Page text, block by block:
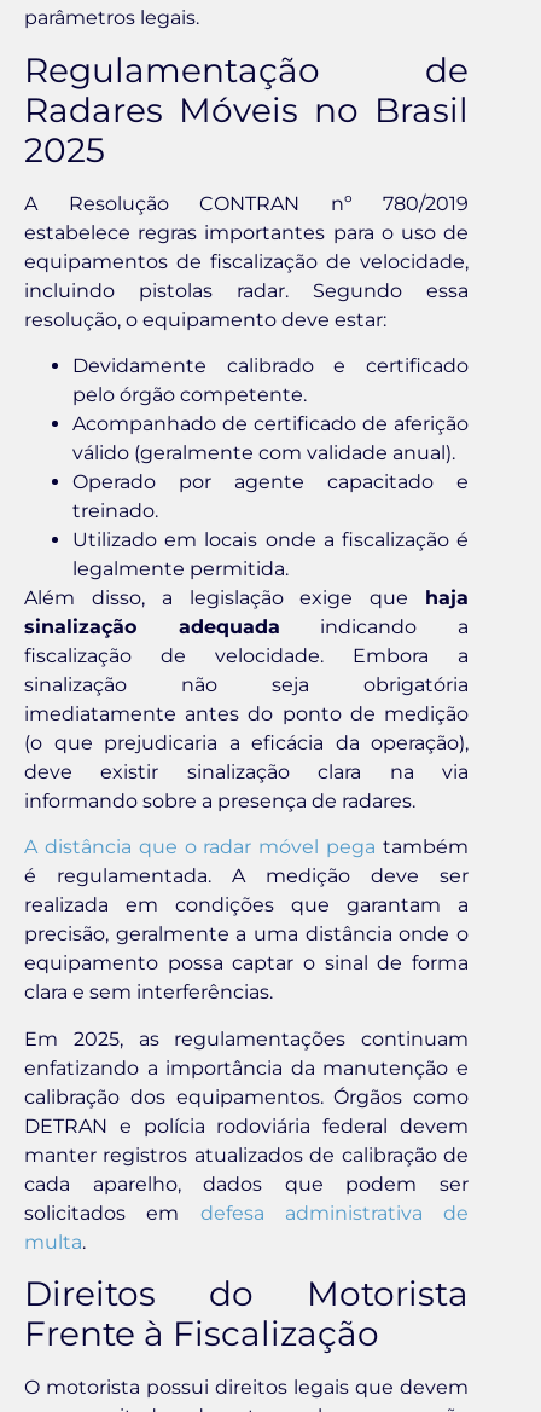
parâmetros legais.
Regulamentação de
Radares Móveis no Brasil
2025
A Resolução CONTRAN nº 780/2019
estabelece regras importantes para o uso de
equipamentos de fiscalização de velocidade,
incluindo pistolas radar. Segundo essa
resolução, o equipamento deve estar:
Devidamente calibrado e certificado
pelo órgão competente.
Acompanhado de certificado de aferição
válido (geralmente com validade anual).
Operado por agente capacitado e
treinado.
Utilizado em locais onde a fiscalização é
legalmente permitida.
Além disso, a legislação exige que haja
sinalização adequada indicando a
fiscalização de velocidade. Embora a
sinalização não seja obrigatória
imediatamente antes do ponto de medição
(o que prejudicaria a eficácia da operação),
deve existir sinalização clara na via
informando sobre a presença de radares.
A distância que o radar móvel pega também
é regulamentada. A medição deve ser
realizada em condições que garantam a
precisão, geralmente a uma distância onde o
equipamento possa captar o sinal de forma
clara e sem interferências.
Em 2025, as regulamentações continuam
enfatizando a importância da manutenção e
calibração dos equipamentos. Órgãos como
DETRAN e polícia rodoviária federal devem
manter registros atualizados de calibração de
cada aparelho, dados que podem ser
solicitados em defesa administrativa de
multa.
Direitos do Motorista
Frente à Fiscalização
O motorista possui direitos legais que devem